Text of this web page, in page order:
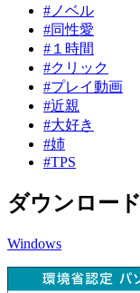
#ノベル
#同性愛
#１時間
#クリック
#プレイ動画
#近親
#大好き
#姉
#TPS
ダウンロード
Windows